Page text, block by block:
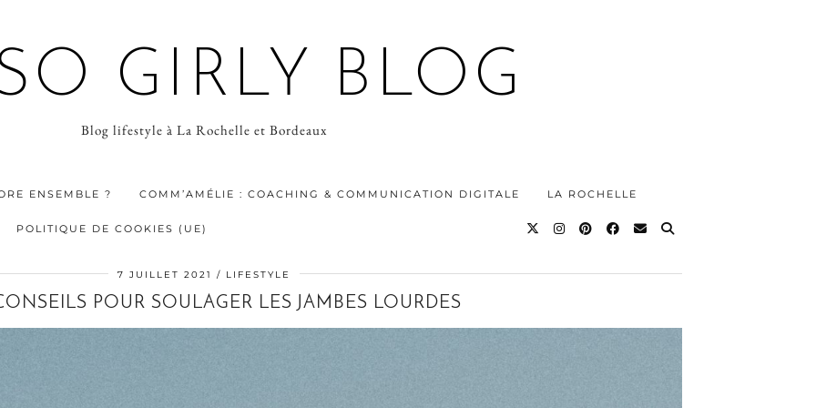
GIRLY BLOG
Blog lifestyle à La Rochelle et Bordeaux
ENSEMBLE ? COMM’AMÉLIE : COACHING & COMMUNICATION DIGITALE LA ROCHELLE
POLITIQUE DE COOKIES (UE)
7 JUILLET 2021 LIFESTYLE
POUR SOULAGER LES JAMBES LOURDES